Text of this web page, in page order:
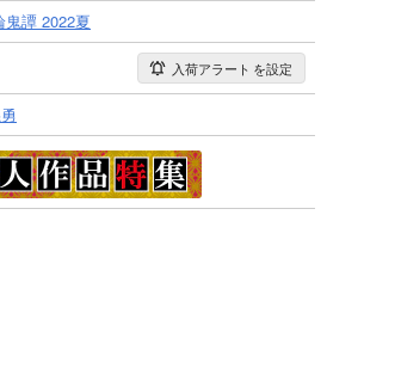
譚 2022夏
入荷アラート を設定